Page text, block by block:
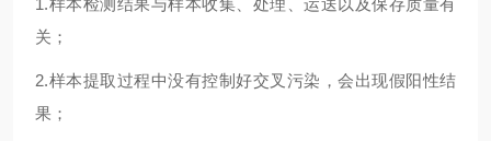
1.样本检测结果与样本收集、处理、运送以及保存质量有
关；
2.样本提取过程中没有控制好交叉污染，会出现假阳性结
果；